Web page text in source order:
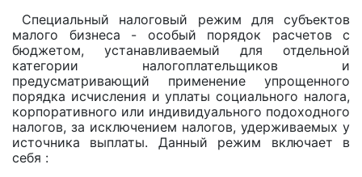
Специальный налоговый режим для субъектов
малого бизнеса - особый порядок расчетов с
бюджетом, устанавливаемый для отдельной
категории налогоплательщиков и
предусматривающий применение упрощенного
порядка исчисления и уплаты социального налога,
корпоративного или индивидуального подоходного
налогов, за исключением налогов, удерживаемых у
источника выплаты. Данный режим включает в
себя :